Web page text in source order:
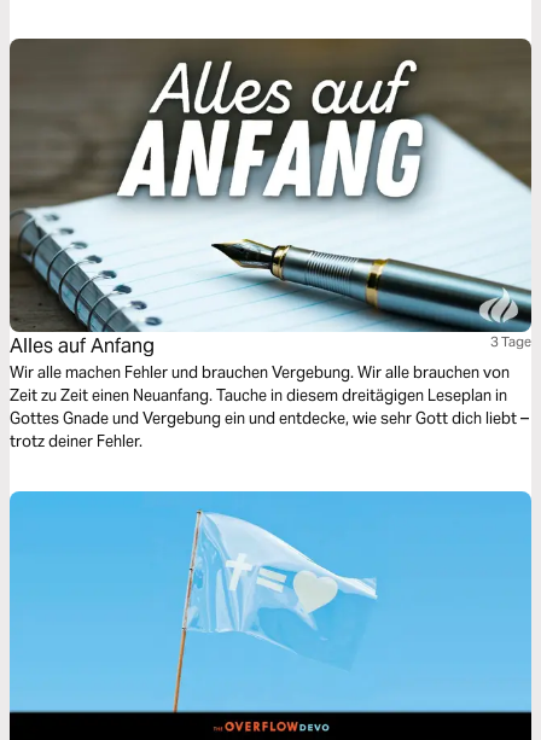
Alles auf Anfang 3 Tage
Wir alle machen Fehler und brauchen Vergebung. Wir alle brauchen von
Zeit zu Zeit einen Neuanfang. Tauche in diesem dreitägigen Leseplan in
Gottes Gnade und Vergebung ein und entdecke, wie sehr Gott dich liebt –
trotz deiner Fehler.